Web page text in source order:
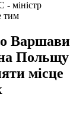
тим
Варшави
на Польщу
місце